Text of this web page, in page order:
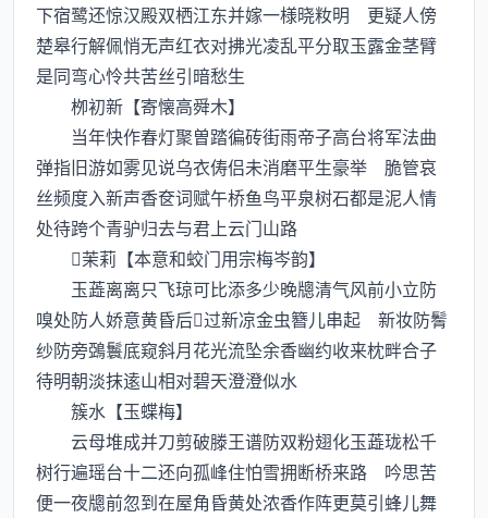
下宿鹭还惊汉殿双栖江东并嫁一様晓籹明 更疑人傍
楚皋行解佩悄无声红衣对拂光凌乱平分取玉露金茎臂
是同弯心怜共苦丝引暗愁生
栁初新【寄懐高舜木】
当年快作春灯聚曽踏徧砖街雨帝子高台将军法曲
弹指旧游如雾见说乌衣俦侣未消磨平生豪举 脆管哀
丝频度入新声香奁词赋午桥鱼鸟平泉树石都是泥人情
处待跨个青驴归去与君上云门山路
茉莉【本意和蛟门用宗梅岑韵】
玉蕋离离只飞琼可比添多少晚牕清气风前小立防
嗅处防人娇意黄昏后过新凉金虫簪儿串起 新妆防鬌
纱防旁鵶鬟底窥斜月花光流坠余香幽约收来枕畔合子
待明朝淡抹逺山相对碧天澄澄似水
簇水【玉蝶梅】
云母堆成并刀剪破滕王谱防双粉翅化玉蕋珑松千
树行遍瑶台十二还向孤峰住怕雪拥断桥来路 吟思苦
便一夜牕前忽到在屋角昏黄处浓香作阵更莫引蜂儿舞